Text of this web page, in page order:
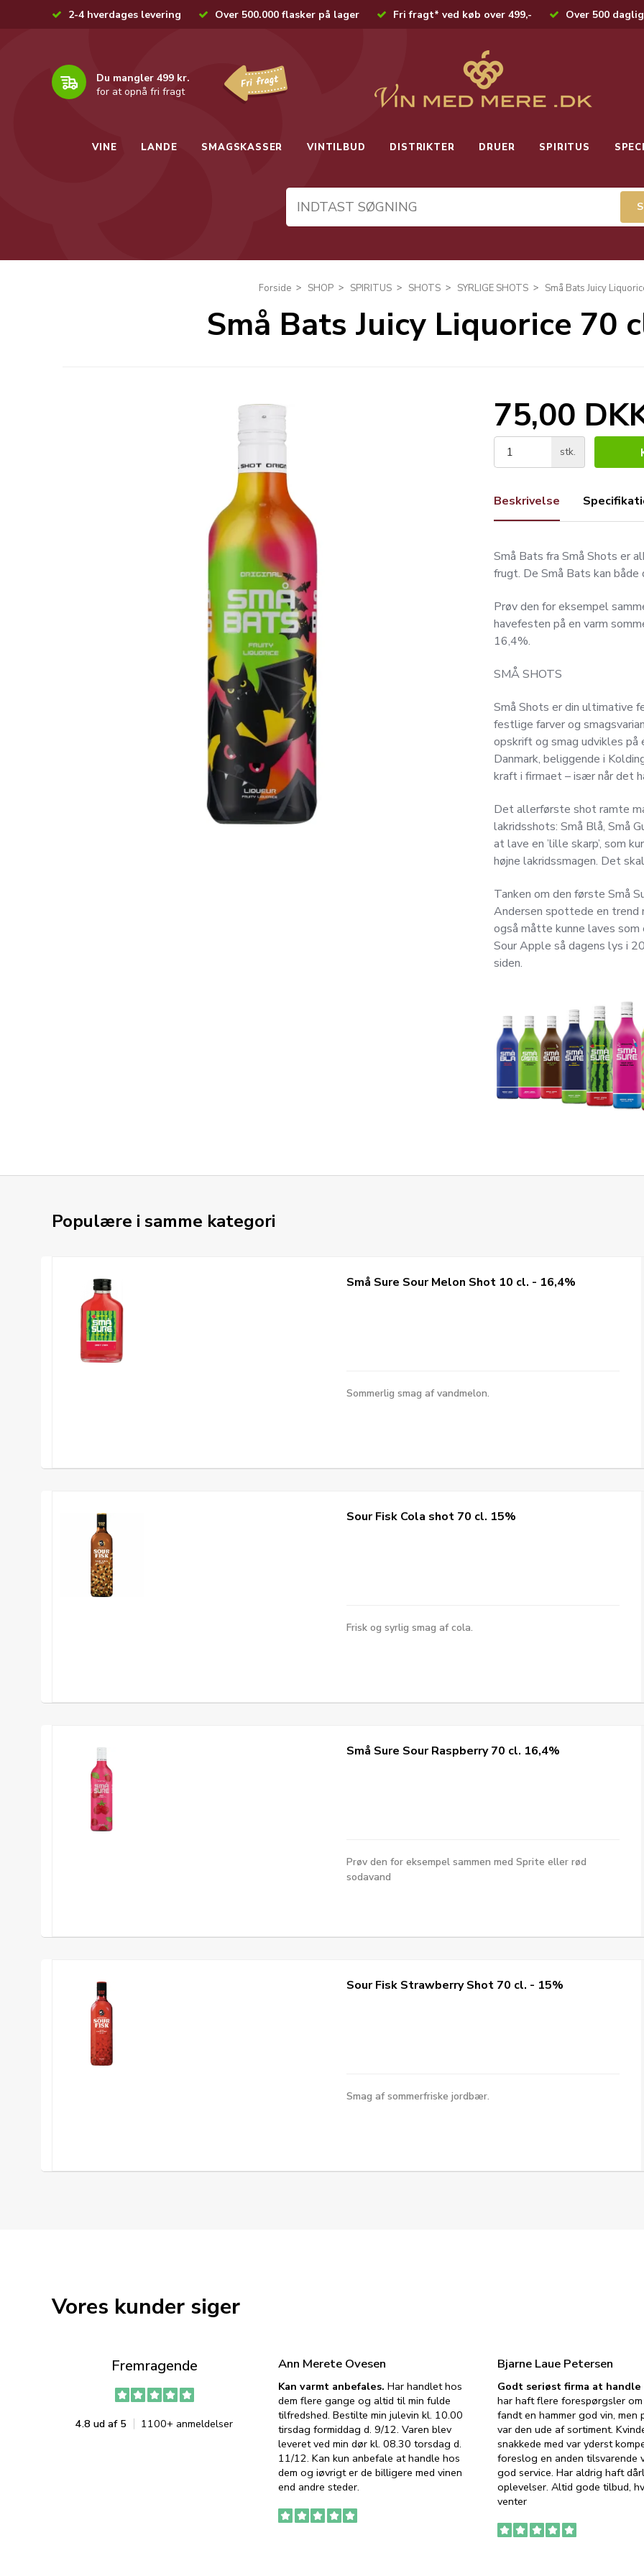
2-4 hverdages levering Over 500.000 flasker på lager Fri fragt* ved køb over 499,- Over 500
Du mangler 499 kr.
for at opnå fri fragt
VINE LANDE SMAGSKASSER VINTILBUD DISTRIKTER DRUER SPIRITUS
Forside SHOP SPIRITUS SHOTS SYRLIGE SHOTS Små Bats Juicy
Små Bats Juicy Liquorice 70
75,00
stk.
Beskrivelse
Små Bats fra Små Shots er
frugt. De Små Bats kan
Prøv den for eksempel
havefesten på en varm
16,4%.
SMÅ SHOTS
Små Shots er din ultimative
festlige farver og
opskrift og smag udvikles på
Danmark, beliggende i
kraft i firmaet – især når det
Det allerførste shot ramte
lakridsshots: Små Blå, Små
at lave en ’lille skarp’, som
højne lakridssmagen. Det
Tanken om den første Små
Andersen spottede en trend
også måtte kunne laves
Sour Apple så dagens lys i
siden.
Populære i samme kategori
Små Sure Sour Melon Shot 10 cl. - 16,4%
Sommerlig smag af vandmelon.
Sour Fisk Cola shot 70 cl. 15%
Frisk og syrlig smag af cola.
Små Sure Sour Raspberry 70 cl. 16,4%
Prøv den for eksempel sammen med Sprite eller rød
sodavand
Sour Fisk Strawberry Shot 70 cl. - 15%
Smag af sommerfriske jordbær.
Vores kunder siger
Fremragende
4.8 ud af 5 1100+ anmeldelser
Ann Merete Ovesen
Kan varmt anbefales. Har handlet hos
dem flere gange og altid til min fulde
tilfredshed. Bestilte min julevin kl. 10.00
tirsdag formiddag d. 9/12. Varen blev
leveret ved min dør kl. 08.30 torsdag d.
11/12. Kan kun anbefale at handle hos
dem og iøvrigt er de billigere med vinen
end andre steder.
Bjarne Laue Petersen
Godt seriøst firma at handle
har haft flere forespørgsler om
fandt en hammer god vin, men
var den ude af sortiment.
snakkede med var yderst
foreslog en anden tilsvarende
god service. Har aldrig haft
oplevelser. Altid gode tilbud,
venter
Vind et